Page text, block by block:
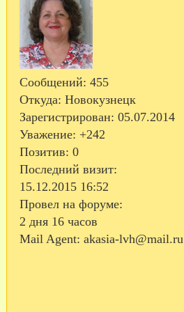
Сообщений: 455
Откуда: Новокузнецк
Зарегистрирован: 05.07.2014
Уважение: +242
Позитив: 0
Последний визит:
15.12.2015 16:52
Провел на форуме:
2 дня 16 часов
Mail Agent: akasia-lvh@mail.ru